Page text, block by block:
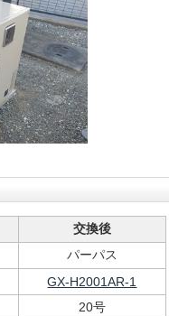
交換後
パーパス
GX-H2001AR-1
20号